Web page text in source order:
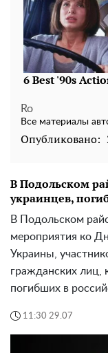
Ro
Все материалы
Опубликовано:
В Подольском
украинцев,
В Подольском
мероприятия ко
Украины,
гражданских лиц,
погибших в
11:30 29.07